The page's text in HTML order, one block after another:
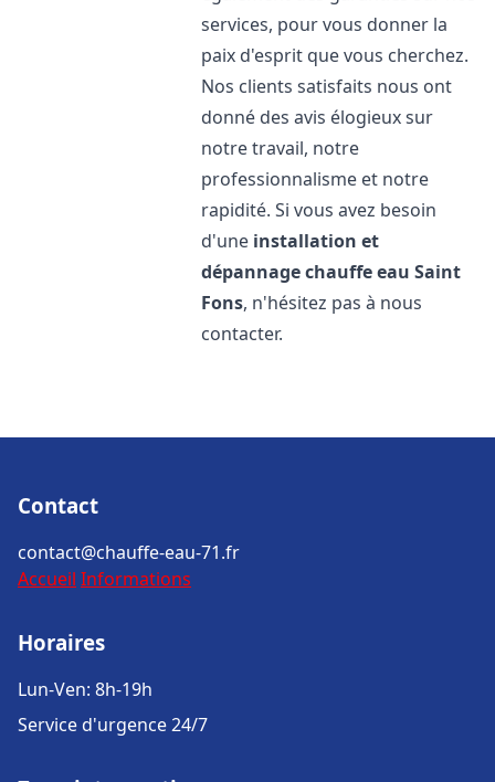
services, pour vous donner la
paix d'esprit que vous cherchez.
Nos clients satisfaits nous ont
donné des avis élogieux sur
notre travail, notre
professionnalisme et notre
rapidité. Si vous avez besoin
d'une installation et
dépannage chauffe eau Saint
Fons, n'hésitez pas à nous
contacter.
Contact
contact@chauffe-eau-71.fr
Accueil Informations
Horaires
Lun-Ven: 8h-19h
Service d'urgence 24/7